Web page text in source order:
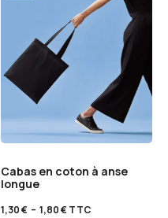
Cabas en coton à anse
longue
1,30€ – 1,80€TTC